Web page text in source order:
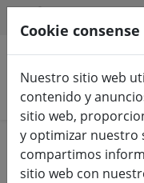
Buscar productos
Home
Luces de
Luces de hadas
Cookie consense
Nuestro sitio web
contenido y
sitio web,
y optimizar nuestro
compartimos
sitio web con